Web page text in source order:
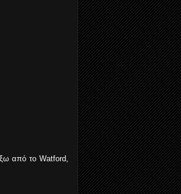
από το Watford,